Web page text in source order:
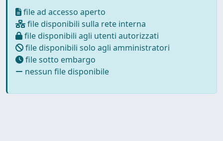
file ad accesso aperto
file disponibili sulla rete interna
file disponibili agli utenti autorizzati
file disponibili solo agli amministratori
file sotto embargo
nessun file disponibile